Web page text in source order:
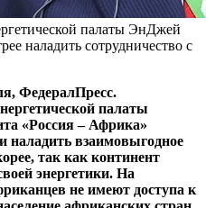
палаты ЭнДжей
наладить сотрудничество с
ФедералПресс.
палаты
«Россия – Африка»
наладить взаимовыгодное
так как континент
энергетики. На
не имеют доступа к